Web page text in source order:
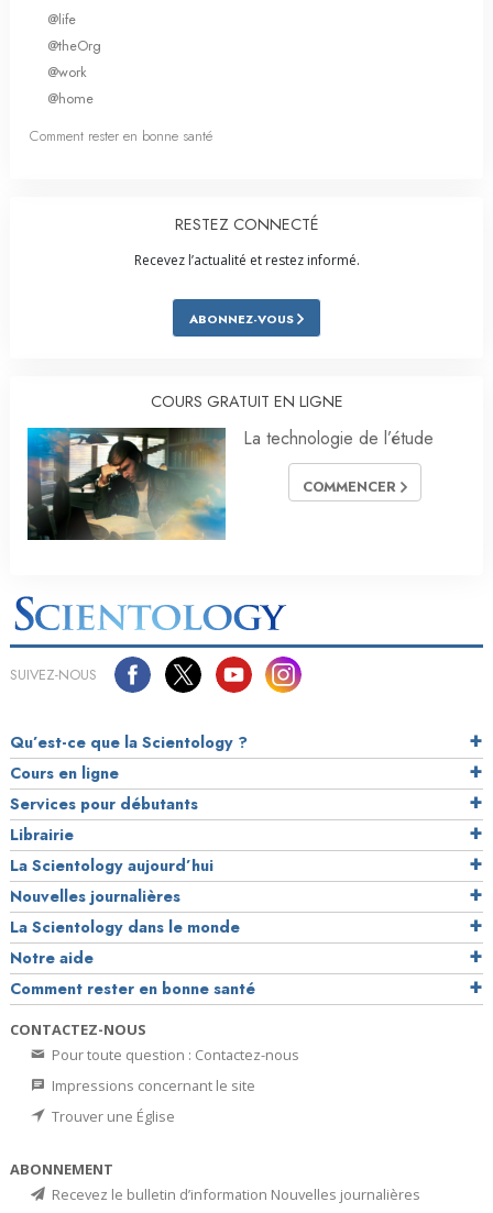
@life
@theOrg
@work
@home
Comment rester en bonne santé
RESTEZ CONNECTÉ
Recevez l’actualité et restez informé.
ABONNEZ-VOUS
COURS GRATUIT EN LIGNE
La technologie de l’étude
COMMENCER
SUIVEZ-NOUS
Qu’est-ce que la Scientology ?
Cours en ligne
Services pour débutants
Librairie
La Scientology aujourd’hui
Nouvelles journalières
La Scientology dans le monde
Notre aide
Comment rester en bonne santé
CONTACTEZ-NOUS
Pour toute question : Contactez-nous
Impressions concernant le site
Trouver une Église
ABONNEMENT
Recevez le bulletin d’information Nouvelles journalières